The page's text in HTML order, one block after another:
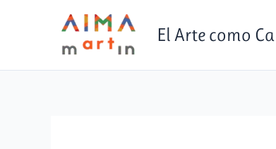
El Arte como